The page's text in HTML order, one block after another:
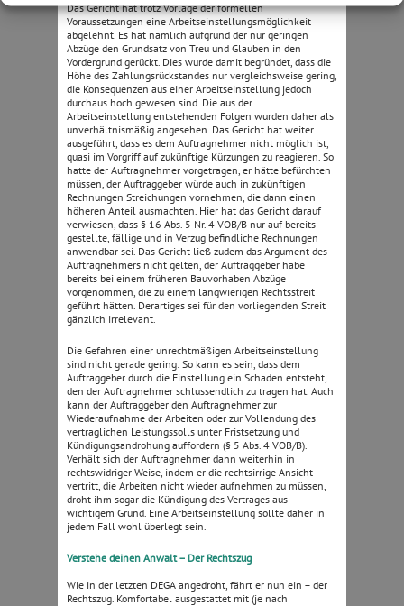
Das Gericht hat trotz Vorlage der formellen
Voraussetzungen eine Arbeitseinstellungsmöglichkeit
abgelehnt. Es hat nämlich aufgrund der nur geringen
Abzüge den Grundsatz von Treu und Glauben in den
Vordergrund gerückt. Dies wurde damit begründet, dass die
Höhe des Zahlungsrückstandes nur vergleichsweise gering,
die Konsequenzen aus einer Arbeitseinstellung jedoch
durchaus hoch gewesen sind. Die aus der
Arbeitseinstellung entstehenden Folgen wurden daher als
unverhältnismäßig angesehen. Das Gericht hat weiter
ausgeführt, dass es dem Auftragnehmer nicht möglich ist,
quasi im Vorgriff auf zukünftige Kürzungen zu reagieren. So
hatte der Auftragnehmer vorgetragen, er hätte befürchten
müssen, der Auftraggeber würde auch in zukünftigen
Rechnungen Streichungen vornehmen, die dann einen
höheren Anteil ausmachten. Hier hat das Gericht darauf
verwiesen, dass § 16 Abs. 5 Nr. 4 VOB/B nur auf bereits
gestellte, fällige und in Verzug befindliche Rechnungen
anwendbar sei. Das Gericht ließ zudem das Argument des
Auftragnehmers nicht gelten, der Auftraggeber habe
bereits bei einem früheren Bauvorhaben Abzüge
vorgenommen, die zu einem langwierigen Rechtsstreit
geführt hätten. Derartiges sei für den vorliegenden Streit
gänzlich irrelevant.
Die Gefahren einer unrechtmäßigen Arbeitseinstellung
sind nicht gerade gering: So kann es sein, dass dem
Auftraggeber durch die Einstellung ein Schaden entsteht,
den der Auftragnehmer schlussendlich zu tragen hat. Auch
kann der Auftraggeber den Auftragnehmer zur
Wiederaufnahme der Arbeiten oder zur Vollendung des
vertraglichen Leistungssolls unter Fristsetzung und
Kündigungsandrohung auffordern (§ 5 Abs. 4 VOB/B).
Verhält sich der Auftragnehmer dann weiterhin in
rechtswidriger Weise, indem er die rechtsirrige Ansicht
vertritt, die Arbeiten nicht wieder aufnehmen zu müssen,
droht ihm sogar die Kündigung des Vertrages aus
wichtigem Grund. Eine Arbeitseinstellung sollte daher in
jedem Fall wohl überlegt sein.
Verstehe deinen Anwalt – Der Rechtszug
Wie in der letzten DEGA angedroht, fährt er nun ein – der
Rechtszug. Komfortabel ausgestattet mit (je nach